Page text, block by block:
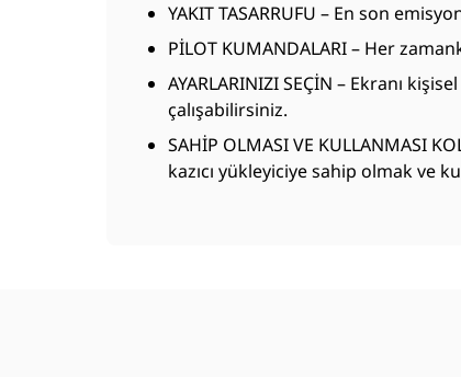
YAKIT TASARRUFU – En son
PİLOT KUMANDALARI – Her
AYARLARINIZI SEÇİN – Ekranı
çalışabilirsiniz.
SAHİP OLMASI VE KULLANMASI
kazıcı yükleyiciye sahip olmak ve